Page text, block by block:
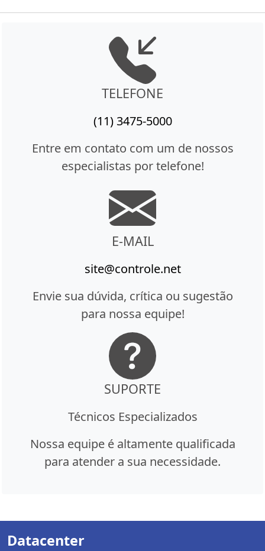
TELEFONE
(11) 3475-5000
Entre em contato com um de nossos
especialistas por telefone!
E-MAIL
site@controle.net
Envie sua dúvida, crítica ou sugestão
para nossa equipe!
SUPORTE
Técnicos Especializados
Nossa equipe é altamente qualificada
para atender a sua necessidade.
Datacenter